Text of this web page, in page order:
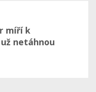
míří k
netáhnou